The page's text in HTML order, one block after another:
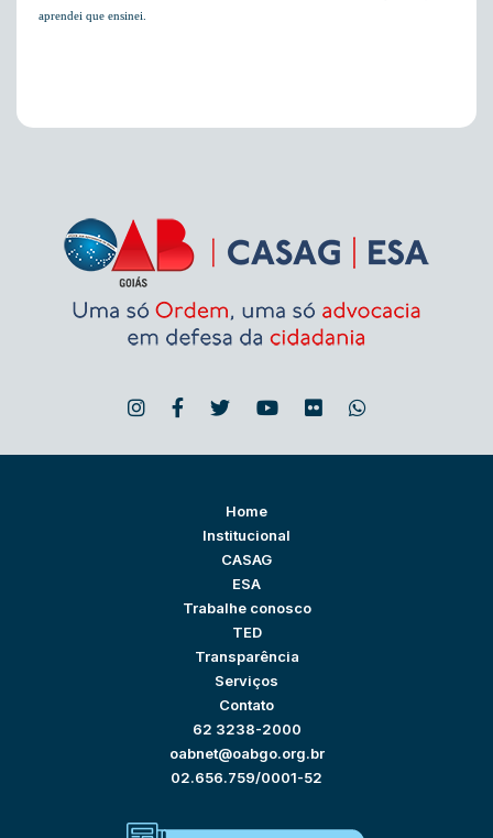
aprendei que ensinei.
Home
Institucional
CASAG
ESA
Trabalhe conosco
TED
Transparência
Serviços
Contato
62 3238-2000
oabnet@oabgo.org.br
02.656.759/0001-52